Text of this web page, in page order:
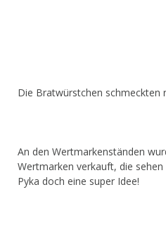
Die Bratwürstchen schmeckten
An den Wertmarkenständen
Wertmarken verkauft, die
Pyka doch eine super Idee!